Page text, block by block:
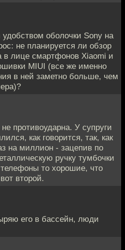
оболочки Sony на
не планируется ли обзор
в лице смартфонов Xiaomi и
MIUI (все же именно
в ней заметно больше, чем
противоударна. У супруги
как говорится, так, как
на миллион - зацепив по
ручку тумбочки
то хорошие, что
второй.
его в бассейн, люди